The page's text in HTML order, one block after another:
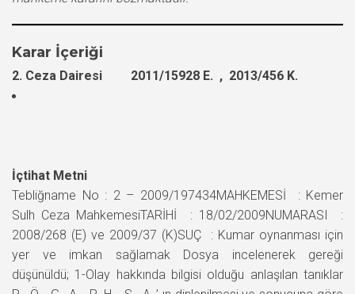
Karar İçeriği
2. Ceza Dairesi 2011/15928 E. , 2013/456 K.
İçtihat Metni
Tebliğname No : 2 – 2009/197434MAHKEMESİ : Kemer
Sulh Ceza MahkemesiTARİHİ : 18/02/2009NUMARASI :
2008/268 (E) ve 2009/37 (K)SUÇ : Kumar oynanması için
yer ve imkan sağlamak Dosya incelenerek gereği
düşünüldü; 1-Olay hakkında bilgisi olduğu anlaşılan tanıklar